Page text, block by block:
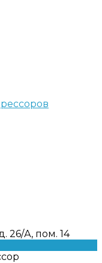
26/А, пом. 14